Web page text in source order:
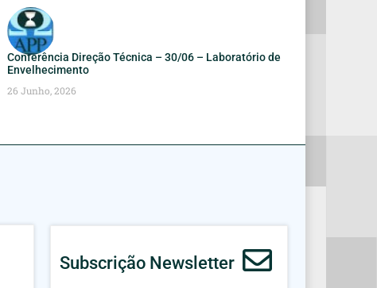
Conferência Direção Técnica – 30/06 – Laboratório de
Envelhecimento
26 Junho, 2026
Subscrição Newsletter